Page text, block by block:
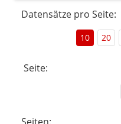
Datensätze pro Seite:
10 20
Seite:
Seiten: